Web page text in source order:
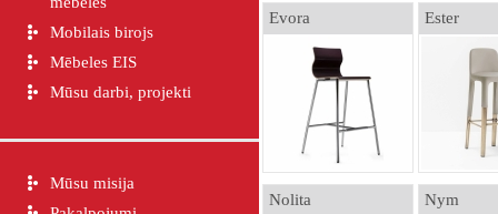
Mobilais birojs
Mēbeles EIS
Mūsu darbi, projekti
Mūsu misija
Evora Ester
Nolita Nym